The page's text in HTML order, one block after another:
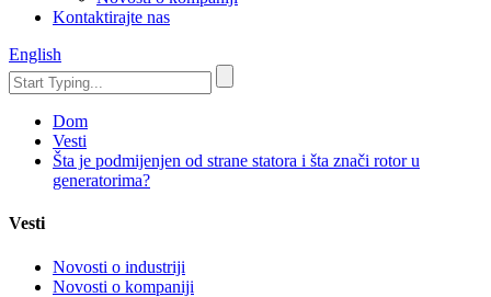
Kontaktirajte nas
English
Dom
Vesti
Šta je podmijenjen od strane statora i šta znači rotor u
generatorima?
Vesti
Novosti o industriji
Novosti o kompaniji